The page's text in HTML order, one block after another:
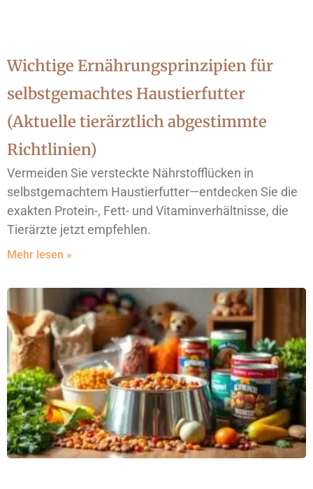
Wichtige Ernährungsprinzipien für
selbstgemachtes Haustierfutter
(Aktuelle tierärztlich abgestimmte
Richtlinien)
Vermeiden Sie versteckte Nährstofflücken in
selbstgemachtem Haustierfutter—entdecken Sie die
exakten Protein-, Fett- und Vitaminverhältnisse, die
Tierärzte jetzt empfehlen.
Mehr lesen »